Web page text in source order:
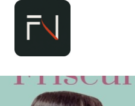
Zum
springen